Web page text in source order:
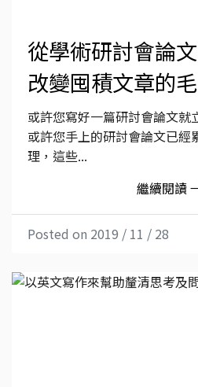
從學術研討會論
改變囤積文章的
或許您寫好一篇研討會論文就
或許您手上的研討會論文已經
理，這些...
繼續閱讀
Posted on 2019 / 11 / 28